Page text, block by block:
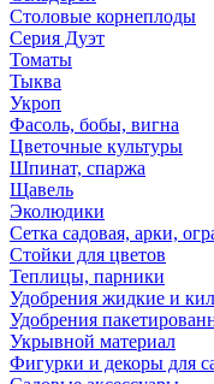
Столовые корнеплоды
Серия Дуэт
Томаты
Тыква
Укроп
Фасоль, бобы, вигна
Цветочные культуры
Шпинат, спаржа
Щавель
Эколюдики
Сетка садовая, арки,
Стойки для цветов
Теплицы, парники
Удобрения жидкие и
Удобрения
Укрывной материал
Фигурки и декоры для